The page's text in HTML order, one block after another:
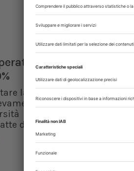
A
nelle
lancia l'allarme:
aggravato
di foraggi, sta
di circa il 10%...
05/08/
CRONACA
degli
A